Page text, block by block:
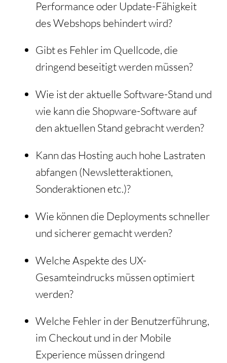
Performance oder Update-Fähigkeit
des Webshops behindert wird?
Gibt es Fehler im Quellcode, die
dringend beseitigt werden müssen?
Wie ist der aktuelle Software-Stand und
wie kann die Shopware-Software auf
den aktuellen Stand gebracht werden?
Kann das Hosting auch hohe Lastraten
abfangen (Newsletteraktionen,
Sonderaktionen etc.)?
Wie können die Deployments schneller
und sicherer gemacht werden?
Welche Aspekte des UX-
Gesamteindrucks müssen optimiert
werden?
Welche Fehler in der Benutzerführung,
im Checkout und in der Mobile
Experience müssen dringend